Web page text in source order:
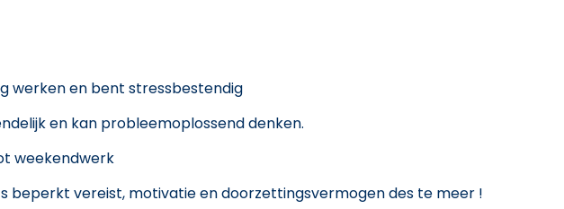
werken en bent stressbestendig
en kan probleemoplossend denken.
weekendwerk
beperkt vereist, motivatie en doorzettingsvermogen des te meer !